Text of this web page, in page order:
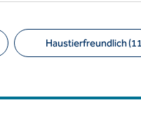
Haustierfreundlich